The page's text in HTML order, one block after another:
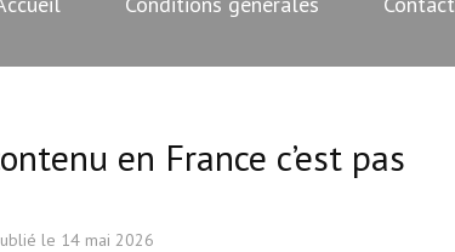
en France c’est pas
le 14 mai 2026